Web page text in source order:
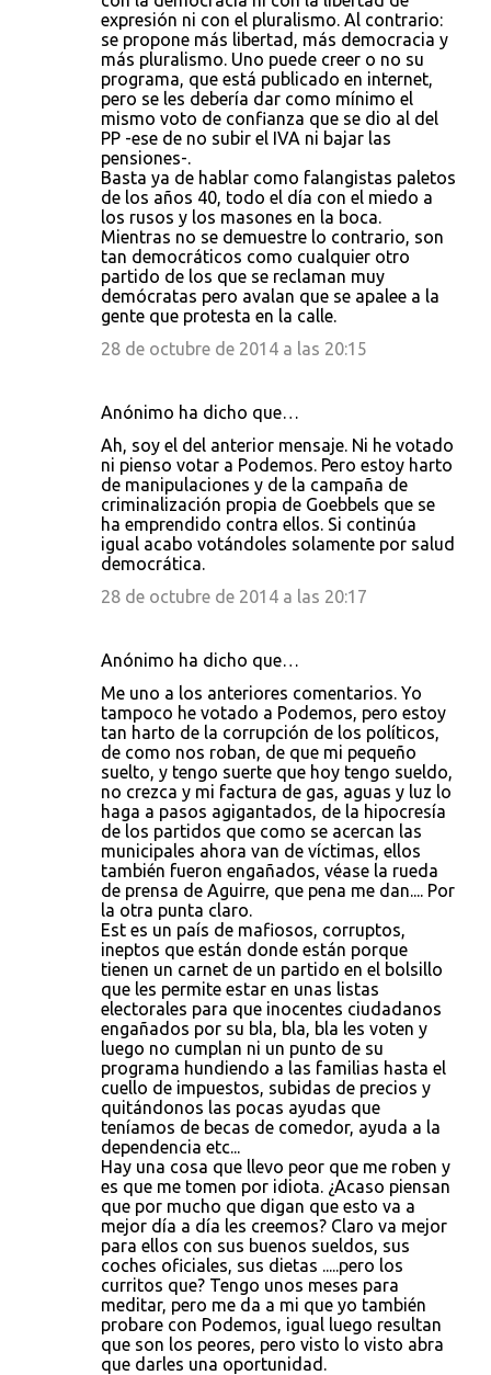
expresión ni con el pluralismo. Al contrario:
se propone más libertad, más democracia y
más pluralismo. Uno puede creer o no su
programa, que está publicado en internet,
pero se les debería dar como mínimo el
mismo voto de confianza que se dio al del
PP -ese de no subir el IVA ni bajar las
pensiones-.
Basta ya de hablar como falangistas paletos
de los años 40, todo el día con el miedo a
los rusos y los masones en la boca.
Mientras no se demuestre lo contrario, son
tan democráticos como cualquier otro
partido de los que se reclaman muy
demócratas pero avalan que se apalee a la
gente que protesta en la calle.
28 de octubre de 2014 a las 20:15
Anónimo ha dicho que…
Ah, soy el del anterior mensaje. Ni he votado
ni pienso votar a Podemos. Pero estoy harto
de manipulaciones y de la campaña de
criminalización propia de Goebbels que se
ha emprendido contra ellos. Si continúa
igual acabo votándoles solamente por salud
democrática.
28 de octubre de 2014 a las 20:17
Anónimo ha dicho que…
Me uno a los anteriores comentarios. Yo
tampoco he votado a Podemos, pero estoy
tan harto de la corrupción de los políticos,
de como nos roban, de que mi pequeño
suelto, y tengo suerte que hoy tengo sueldo,
no crezca y mi factura de gas, aguas y luz lo
haga a pasos agigantados, de la hipocresía
de los partidos que como se acercan las
municipales ahora van de víctimas, ellos
también fueron engañados, véase la rueda
de prensa de Aguirre, que pena me dan.... Por
la otra punta claro.
Est es un país de mafiosos, corruptos,
ineptos que están donde están porque
tienen un carnet de un partido en el bolsillo
que les permite estar en unas listas
electorales para que inocentes ciudadanos
engañados por su bla, bla, bla les voten y
luego no cumplan ni un punto de su
programa hundiendo a las familias hasta el
cuello de impuestos, subidas de precios y
quitándonos las pocas ayudas que
teníamos de becas de comedor, ayuda a la
dependencia etc...
Hay una cosa que llevo peor que me roben y
es que me tomen por idiota. ¿Acaso piensan
que por mucho que digan que esto va a
mejor día a día les creemos? Claro va mejor
para ellos con sus buenos sueldos, sus
coches oficiales, sus dietas .....pero los
curritos que? Tengo unos meses para
meditar, pero me da a mi que yo también
probare con Podemos, igual luego resultan
que son los peores, pero visto lo visto abra
que darles una oportunidad.